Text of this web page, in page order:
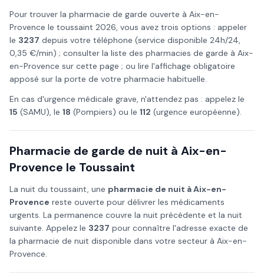
Pour trouver la pharmacie de garde ouverte à Aix-en-
Provence le toussaint 2026, vous avez trois options : appeler
le 3237 depuis votre téléphone (service disponible 24h/24,
0,35 €/min) ; consulter la liste des pharmacies de garde à Aix-
en-Provence sur cette page ; ou lire l'affichage obligatoire
apposé sur la porte de votre pharmacie habituelle.
En cas d'urgence médicale grave, n'attendez pas : appelez le
15 (SAMU), le 18 (Pompiers) ou le 112 (urgence européenne).
Pharmacie de garde de nuit à Aix-en-
Provence le Toussaint
La nuit du toussaint, une pharmacie de nuit àAix-en-
Provence reste ouverte pour délivrer les médicaments
urgents. La permanence couvre la nuit précédente et la nuit
suivante. Appelez le 3237 pour connaître l'adresse exacte de
la pharmacie de nuit disponible dans votre secteur à Aix-en-
Provence.